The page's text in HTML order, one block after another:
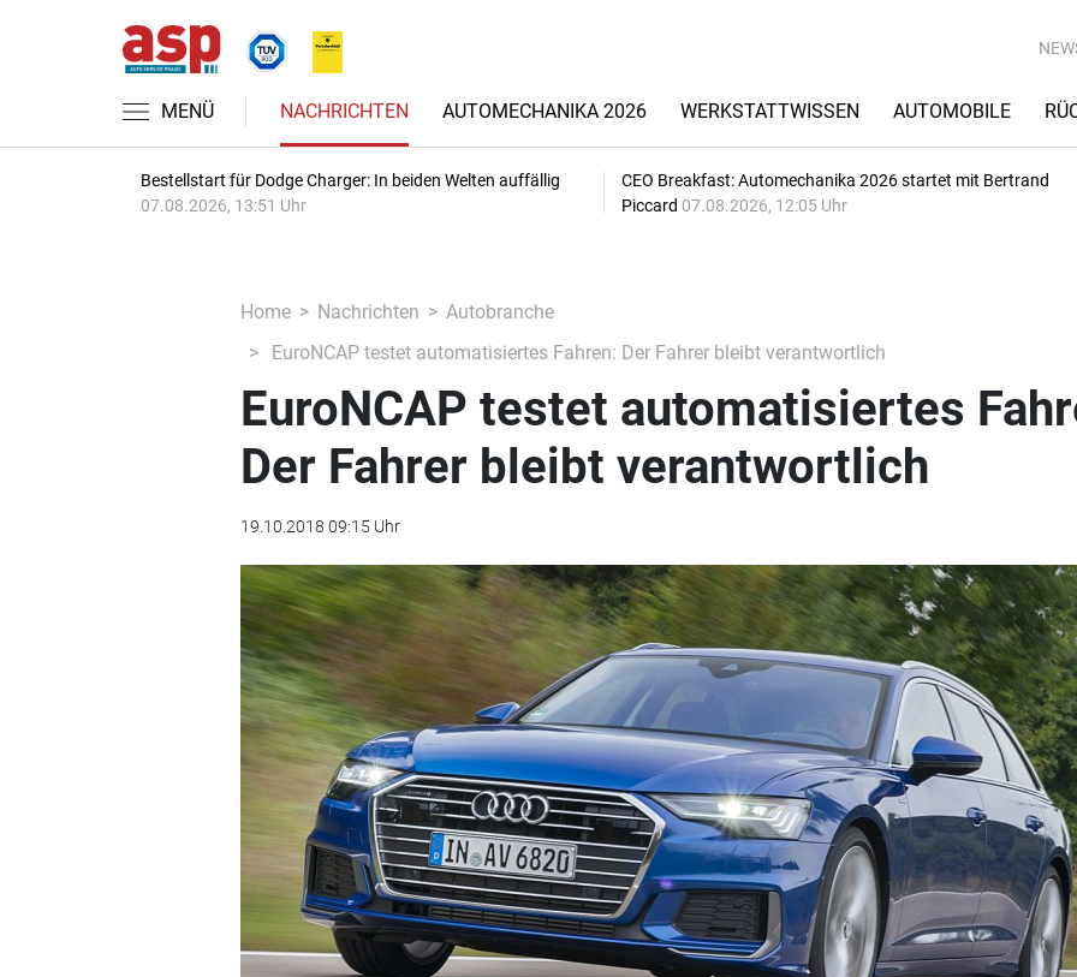
MENÜ NACHRICHTEN AUTOMECHANIKA 2026 WERKSTATTWISSEN AUTOMOBILE
Bestellstart für Dodge Charger: In beiden Welten auffällig
07.08.2026, 13:51 Uhr
CEO Breakfast: Automechanika 2026 startet mit Bertrand
Piccard 07.08.2026, 12:05 Uhr
Home Nachrichten
Autobranche
EuroNCAP testet automatisiertes Fahren: Der Fahrer bleibt verantwortlich
EuroNCAP testet automatisiertes
Der Fahrer bleibt verantwortlich
19.10.2018 09:15 Uhr